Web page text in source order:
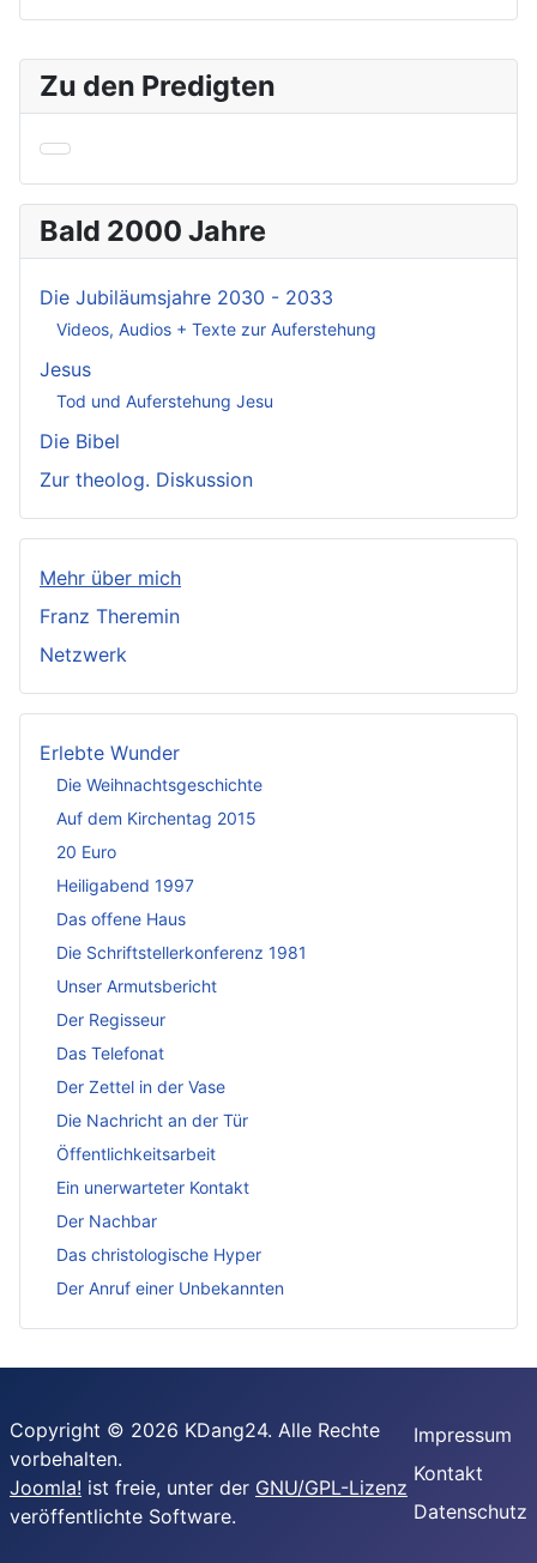
Zu den Predigten
Bald 2000 Jahre
Die Jubiläumsjahre 2030 - 2033
Videos, Audios + Texte zur Auferstehung
Jesus
Tod und Auferstehung Jesu
Die Bibel
Zur theolog. Diskussion
Mehr über mich
Franz Theremin
Netzwerk
Erlebte Wunder
Die Weihnachtsgeschichte
Auf dem Kirchentag 2015
20 Euro
Heiligabend 1997
Das offene Haus
Die Schriftstellerkonferenz 1981
Unser Armutsbericht
Der Regisseur
Das Telefonat
Der Zettel in der Vase
Die Nachricht an der Tür
Öffentlichkeitsarbeit
Ein unerwarteter Kontakt
Der Nachbar
Das christologische Hyper
Der Anruf einer Unbekannten
Copyright © 2026 KDang24. Alle Rechte
vorbehalten.
Joomla! ist freie, unter der GNU/GPL-Lizenz
veröffentlichte Software.
Impressum
Kontakt
Datenschutz